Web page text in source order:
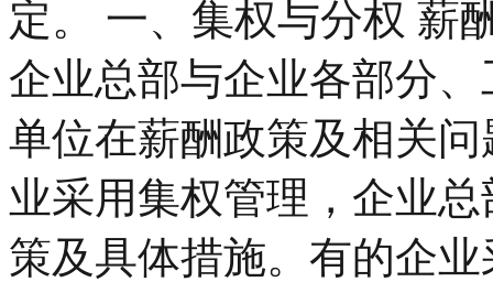
定。 一、集权与分权 薪
企业总部与企业各部分
单位在薪酬政策及相关
业采用集权管理，企业
策及具体措施。有的企